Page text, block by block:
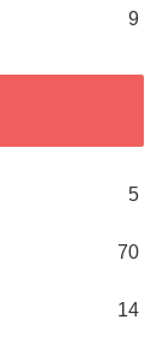
9
5
70
14